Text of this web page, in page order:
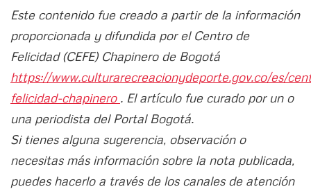
Este contenido fue creado a partir de la información
proporcionada y difundida por el Centro de
Felicidad (CEFE) Chapinero de Bogotá
https://www.culturarecreacionydeporte.gov.co/es/
felicidad-chapinero . El artículo fue curado por un o
una periodista del Portal Bogotá.
Si tienes alguna sugerencia, observación o
necesitas más información sobre la nota publicada,
puedes hacerlo a través de los canales de atención